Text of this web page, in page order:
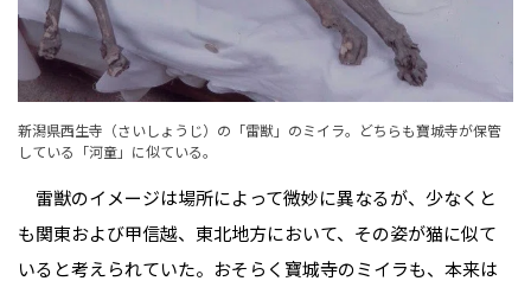
新潟県西生寺（さいしょうじ）の「雷獣」のミイラ。どちらも寶城寺が保管
している「河童」に似ている。
雷獣のイメージは場所によって微妙に異なるが、少なくと
も関東および甲信越、東北地方において、その姿が猫に似て
いると考えられていた。おそらく寶城寺のミイラも、本来は